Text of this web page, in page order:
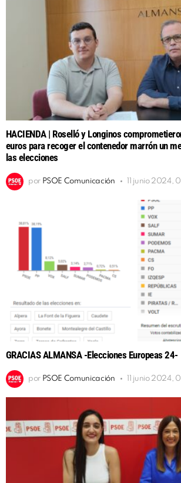
HACIENDA | Roselló y Longinos
euros para recoger el contenedor marrón un
las elecciones
por PSOE Comunicación 11 junio 2024,
GRACIAS ALMANSA -Elecciones Europeas 24-
por PSOE Comunicación 11 junio 2024,